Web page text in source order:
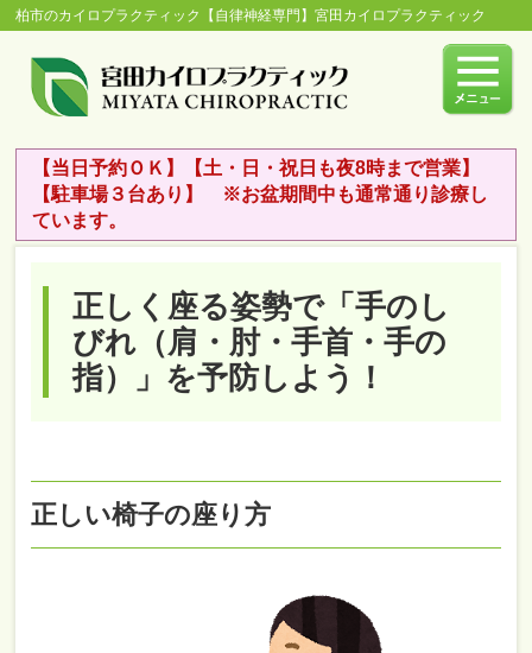
柏市のカイロプラクティック【自律神経専門】宮田カイロプラクティック
【当日予約ＯＫ】【土・日・祝日も夜8時まで営業】
【駐車場３台あり】 ※お盆期間中も通常通り診療し
ています。
正しく座る姿勢で「手のし
びれ（肩・肘・手首・手の
指）」を予防しよう！
正しい椅子の座り方